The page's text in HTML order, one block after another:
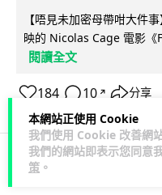
本網站正使用 Cookie
我們使用 Cookie 改善網
我們的網站即表示您同意
策 。
【唔見未加密母帶咁大件
映的 Nicolas Cage 電影
閱讀全文
184 10 ↗ 分享
人工智能